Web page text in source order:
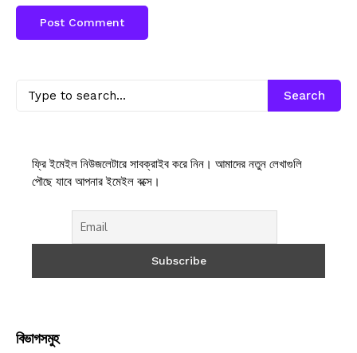
Search
ফ্রি ইমেইল নিউজলেটারে সাবক্রাইব করে নিন। আমাদের নতুন লেখাগুলি
পৌছে যাবে আপনার ইমেইল বক্সে।
বিভাগসমুহ